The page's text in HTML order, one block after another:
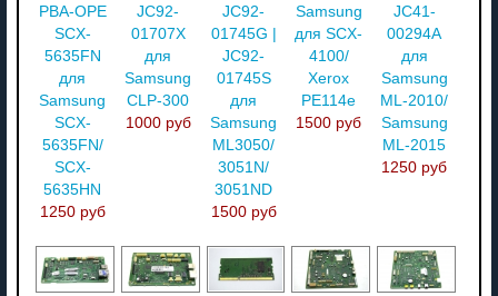
PBA-OPE
SCX-
5635FN
для
Samsung
SCX-
5635FN/
SCX-
5635HN
1250 руб
JC92-
01707X
для
Samsung
CLP-300
1000 руб
JC92-
01745G |
JC92-
01745S
для
Samsung
ML3050/
3051N/
3051ND
1500 руб
Samsung
для SCX-
4100/
Xerox
PE114e
1500 руб
JC41-
00294A
для
Samsung
ML-2010/
Samsung
ML-2015
1250 руб